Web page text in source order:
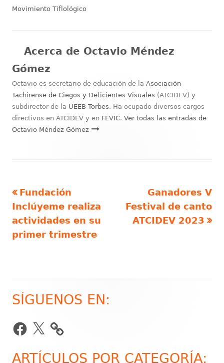
el
Movimiento Tiflológico
Acerca de Octavio Méndez
Gómez
Octavio es secretario de educación de la Asociación
Tachirense de Ciegos y Deficientes Visuales (ATCIDEV) y
subdirector de la UEEB Torbes. Ha ocupado diversos cargos
directivos en ATCIDEV y en FEVIC. Ver todas las entradas de
Octavio Méndez Gómez
Navegación
de
entradas
Artículo
anterior
Fundación
Inclúyeme realiza
actividades en su
primer trimestre
Artículo
siguiente
Ganadores V
Festival de canto
ATCIDEV 2023
Barra
lateral
SÍGUENOS EN:
Facebook
X
ARTÍCULOS POR CATEGORÍA: